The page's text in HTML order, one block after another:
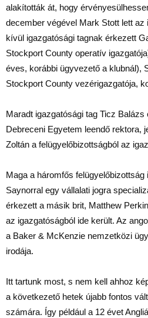
alakították át, hogy
december végével Mark Stott lett az
kívül igazgatósági tagnak érkezett
Stockport County operatív
éves, korábbi ügyvezető a klubnál),
Stockport County vezérigazgatója,
Maradt igazgatósági tag Ticz
Debreceni Egyetem leendő rektora,
Zoltán a felügyelőbizottságból az
Maga a háromfős
Saynorral egy vállalati jogra
érkezett a másik brit, Matthew
az igazgatóságból ide került. Az
a Baker & McKenzie nemzetközi
irodája.
Itt tartunk most, s nem kell ahhoz
a következető hetek újabb fontos
számára. Így például a 12 évet